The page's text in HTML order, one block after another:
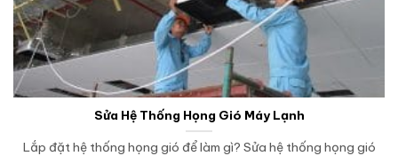
Sửa Hệ Thống Họng Gió Máy Lạnh
Lắp đặt hệ thống họng gió để làm gì? Sửa hệ thống họng gió